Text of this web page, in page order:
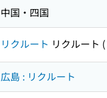
中国・四国
リクルート リクルート (
広島 : リクルート